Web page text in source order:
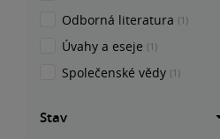
Odborná literatura (1)
Úvahy a eseje (1)
Společenské vědy (1)
Stav